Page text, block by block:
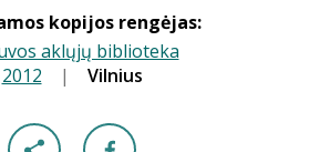
kopijos rengėjas:
aklųjų biblioteka
2012 | Vilnius